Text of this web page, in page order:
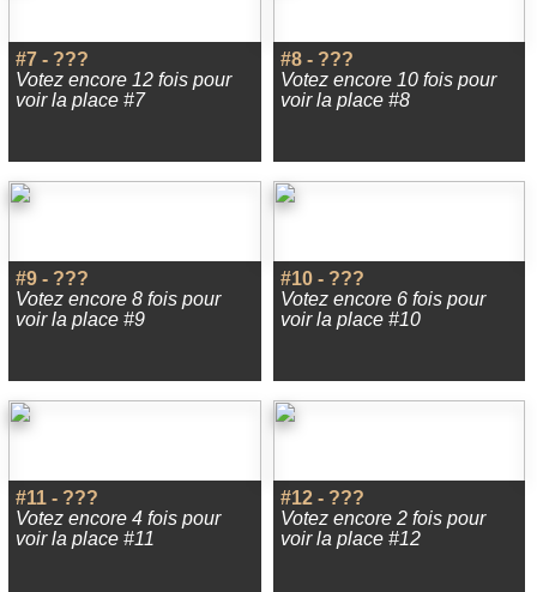
#7 - ???
Votez encore 12 fois pour
voir la place #7
#8 - ???
Votez encore 10 fois pour
voir la place #8
#9 - ???
Votez encore 8 fois pour
voir la place #9
#10 - ???
Votez encore 6 fois pour
voir la place #10
#11 - ???
Votez encore 4 fois pour
voir la place #11
#12 - ???
Votez encore 2 fois pour
voir la place #12